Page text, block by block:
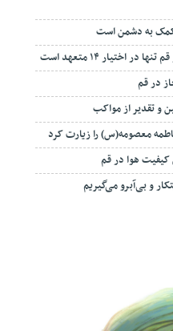
به دشمن است
در قم
و تقدیر از مواکب
معصومه(س) را زیارت کرد
هوا در قم
و بی‌آبرو می‌گیریم